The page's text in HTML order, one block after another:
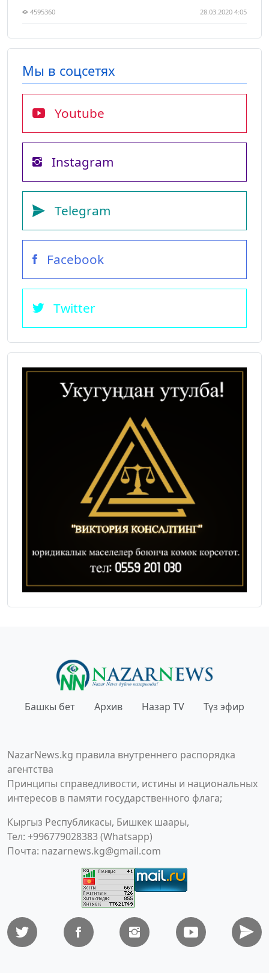
4595360 28.03.2020 4:05
Мы в соцсетях
Youtube
Instagram
Telegram
Facebook
Twitter
Башкы бет Архив Назар TV Түз эфир
NazarNews.kg правила внутреннего распорядка
агентства
Принципы справедливости, истины и национальных
интересов в памяти государственного флага;
Кыргыз Республикасы, Бишкек шаары,
Тел: +996779028383 (Whatsapp)
Почта: nazarnews.kg@gmail.com